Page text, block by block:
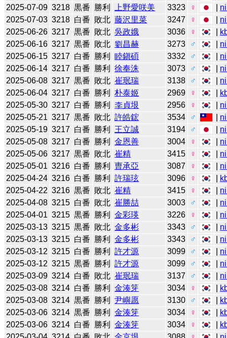
2025-07-09 3218 黒番 勝利 上野愛咲美 3323 ♀
2025-07-03 3218 白番 敗北 藤沢里菜 3247 ♀
2025-06-26 3217 黒番 敗北 吳政娥 3036 ♀
2025-06-16 3217 黒番 敗北 劉昌赫 3273 ♂
2025-06-15 3217 白番 勝利 睦鎭碩 3332 ♂
2025-06-14 3217 白番 勝利 徐奉洙 3073 ♂
2025-06-08 3217 黒番 敗北 崔珉瑞 3138 ♂
2025-06-04 3217 白番 勝利 朴泰姬 2969 ♀
2025-05-30 3217 白番 勝利 李貞垠 2956 ♀
2025-05-21 3217 黒番 敗北 許皓鋐 3534 ♂
2025-05-19 3217 白番 勝利 王立誠 3194 ♂
2025-05-08 3217 白番 勝利 金恩善 3004 ♀
2025-05-06 3217 黒番 敗北 崔精 3415 ♀
2025-05-01 3216 白番 勝利 曺承亞 3087 ♀
2025-04-24 3216 白番 勝利 許瑞玹 3096 ♀
2025-04-22 3216 黒番 敗北 崔精 3415 ♀
2025-04-08 3215 白番 敗北 崔勝喆 3003 ♂
2025-04-01 3215 黒番 勝利 金彩瑛 3226 ♀
2025-03-13 3215 黒番 敗北 金多彬 3343 ♂
2025-03-13 3215 白番 勝利 金多彬 3343 ♂
2025-03-12 3215 白番 勝利 許才源 3099 ♂
2025-03-12 3215 黒番 勝利 許才源 3099 ♂
2025-03-09 3214 白番 敗北 崔珉瑞 3137 ♂
2025-03-08 3214 白番 勝利 金湊笌 3034 ♀
2025-03-08 3214 黒番 勝利 尹嶼愿 3130 ♂
2025-03-06 3214 黒番 勝利 金湊笌 3034 ♀
2025-03-06 3214 白番 勝利 金湊笌 3034 ♀